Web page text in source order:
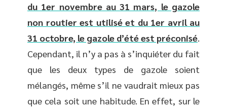
du 1er novembre au 31 mars, le gazole
non routier est utilisé et du 1er avril au
31 octobre, le gazole d’été est préconisé.
Cependant, il n’y a pas à s’inquiéter du fait
que les deux types de gazole soient
mélangés, même s’il ne vaudrait mieux pas
que cela soit une habitude. En effet, sur le